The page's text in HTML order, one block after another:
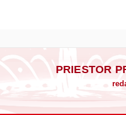
PRIESTOR